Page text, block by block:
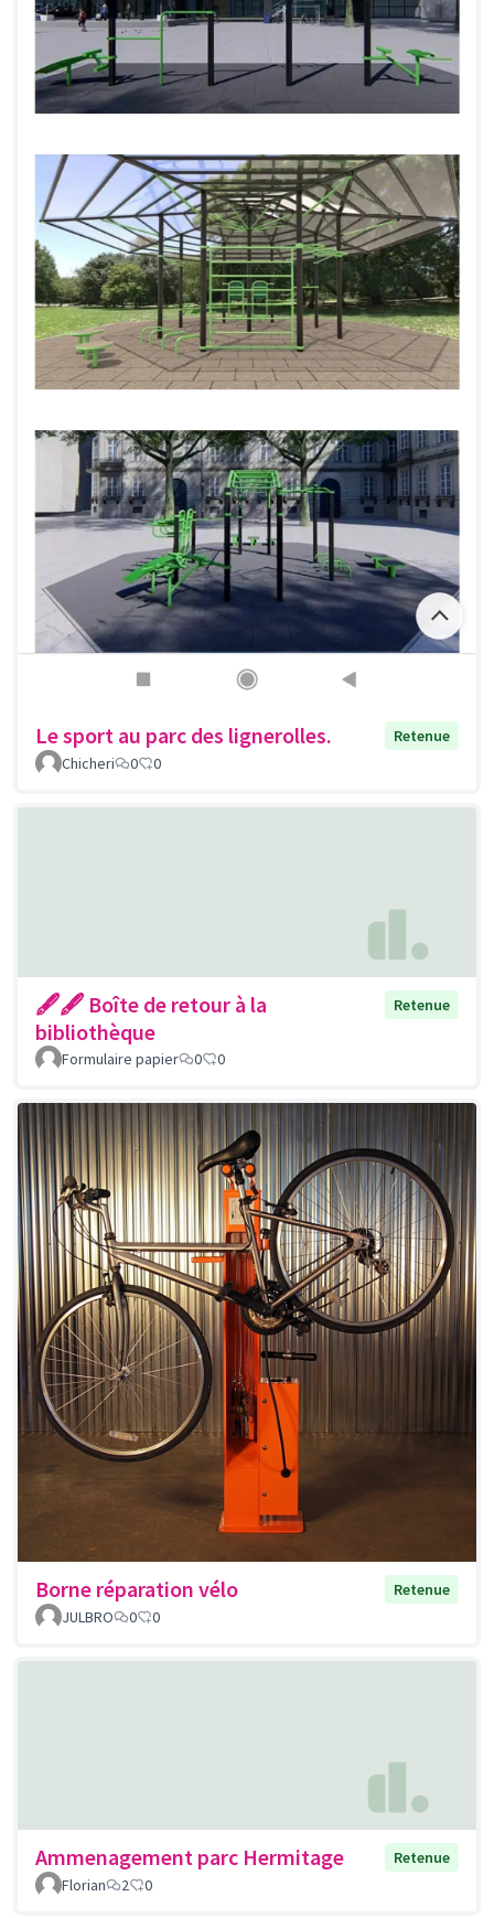
Le sport au parc des lignerolles.
Retenue
Chicheri
0 0
🖋🖋 Boîte de retour à la
bibliothèque
Retenue
Formulaire papier 0 0
Borne réparation vélo
Retenue
JULBRO
0 0
Ammenagement parc Hermitage
Retenue
Florian
2 0